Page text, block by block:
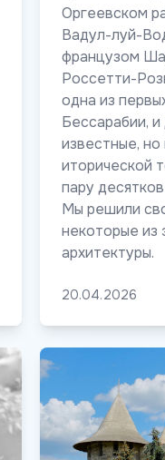
Оргеевском
Вадул-луй-
французом
Россетти-
одна из
Бессарабии,
известные,
иторической
пару
Мы решили
некоторые из
архитектуры.
20.04.2026